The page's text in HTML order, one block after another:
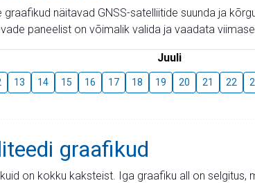
näitavad GNSS-satelliitide suunda ja
paneelist on võimalik valida ja vaadata
Juuli
13 14 15 16 17 18 19 20 21 22
graafikud
on kokku kaksteist. Iga graafiku all on selgitus,